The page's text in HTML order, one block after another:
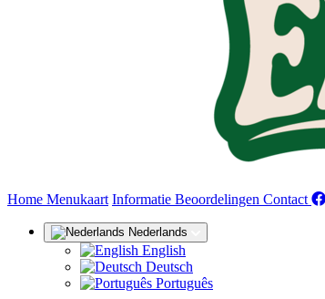
Home (huidige)
Menukaart Informatie Beoordelingen Contact
Nederlands
English
Deutsch
Português